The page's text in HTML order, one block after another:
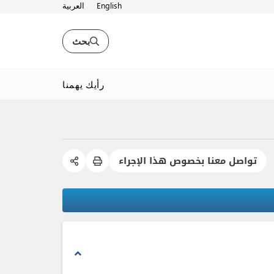
English العربية
بحث
رأيك يهمنا
تواصل معنا بخصوص هذا الإجراء
expand_less